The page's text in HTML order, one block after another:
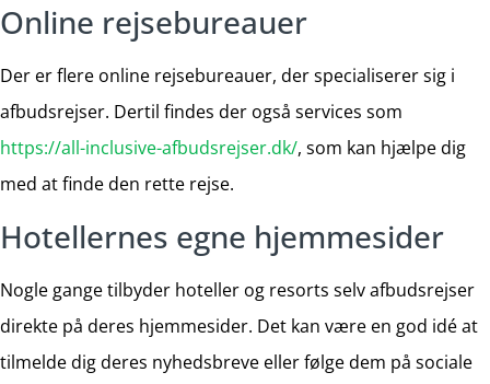
Online rejsebureauer
Der er flere online rejsebureauer, der specialiserer sig i
afbudsrejser. Dertil findes der også services som
https://all-inclusive-afbudsrejser.dk/, som kan hjælpe dig
med at finde den rette rejse.
Hotellernes egne hjemmesider
Nogle gange tilbyder hoteller og resorts selv afbudsrejser
direkte på deres hjemmesider. Det kan være en god idé at
tilmelde dig deres nyhedsbreve eller følge dem på sociale